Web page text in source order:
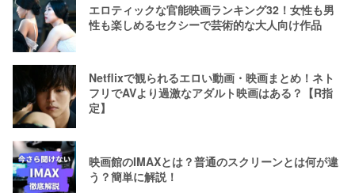
エロティックな官能映画ランキング32！女性も男
性も楽しめるセクシーで芸術的な大人向け作品
Netflixで観られるエロい動画・映画まとめ！ネト
フリでAVより過激なアダルト映画はある？【R指
定】
映画館のIMAXとは？普通のスクリーンとは何が違
う？簡単に解説！